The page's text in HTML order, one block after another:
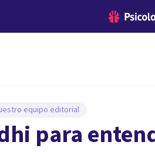
equipo editorial
para